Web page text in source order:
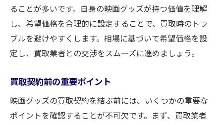
ることが多いです。自身の映画グッズが持つ価値を理解
し、希望価格を合理的に設定することで、買取時のトラ
ブルを避けやすくします。相場に基づいて希望価格を設
定し、買取業者との交渉をスムーズに進めましょう。
買取契約前の重要ポイント
映画グッズの買取契約を結ぶ前には、いくつかの重要な
ポイントを確認することが不可欠です。まず、買取業者